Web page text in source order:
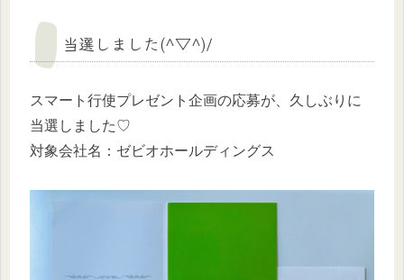
当選しました(^▽^)/
スマート行使プレゼント企画の応募が、久しぶりに
当選しました♡
対象会社名：ゼビオホールディングス